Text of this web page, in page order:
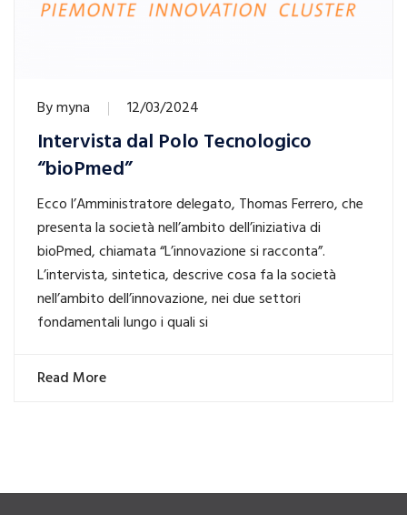
Bymyna 12/03/2024
Intervista dal Polo Tecnologico
“bioPmed”
Ecco l’Amministratore delegato, Thomas Ferrero, che
presenta la società nell’ambito dell’iniziativa di
bioPmed, chiamata “L’innovazione si racconta”.
L’intervista, sintetica, descrive cosa fa la società
nell’ambito dell’innovazione, nei due settori
fondamentali lungo i quali si
Read More